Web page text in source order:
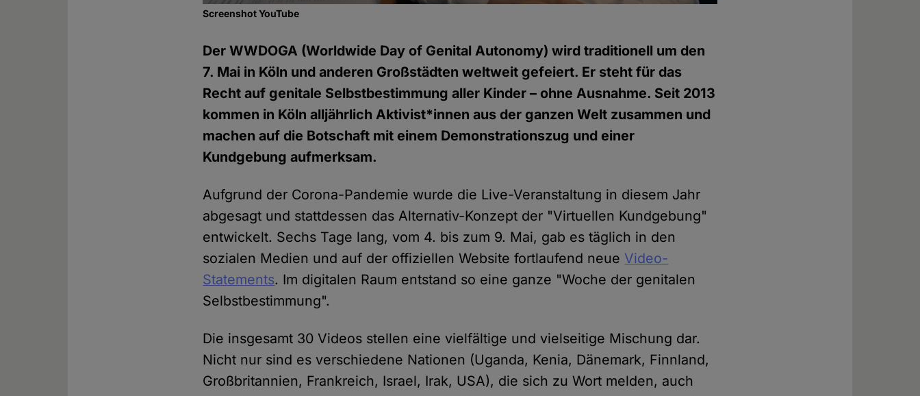
Screenshot YouTube
Der WWDOGA (Worldwide Day of Genital Autonomy) wird traditionell um den
7. Mai in Köln und anderen Großstädten weltweit gefeiert. Er steht für das
Recht auf genitale Selbstbestimmung aller Kinder – ohne Ausnahme. Seit 2013
kommen in Köln alljährlich Aktivist*innen aus der ganzen Welt zusammen und
machen auf die Botschaft mit einem Demonstrationszug und einer
Kundgebung aufmerksam.
Aufgrund der Corona-Pandemie wurde die Live-Veranstaltung in diesem Jahr
abgesagt und stattdessen das Alternativ-Konzept der "Virtuellen Kundgebung"
entwickelt. Sechs Tage lang, vom 4. bis zum 9. Mai, gab es täglich in den
sozialen Medien und auf der offiziellen Website fortlaufend neue Video-
Statements. Im digitalen Raum entstand so eine ganze "Woche der genitalen
Selbstbestimmung".
Die insgesamt 30 Videos stellen eine vielfältige und vielseitige Mischung dar.
Nicht nur sind es verschiedene Nationen (Uganda, Kenia, Dänemark, Finnland,
Großbritannien, Frankreich, Israel, Irak, USA), die sich zu Wort melden, auch